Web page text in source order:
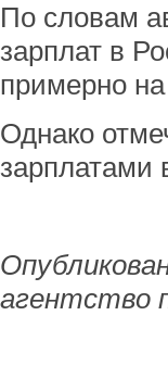
По словам
зарплат в
примерно
Однако
зарплатами
агентство